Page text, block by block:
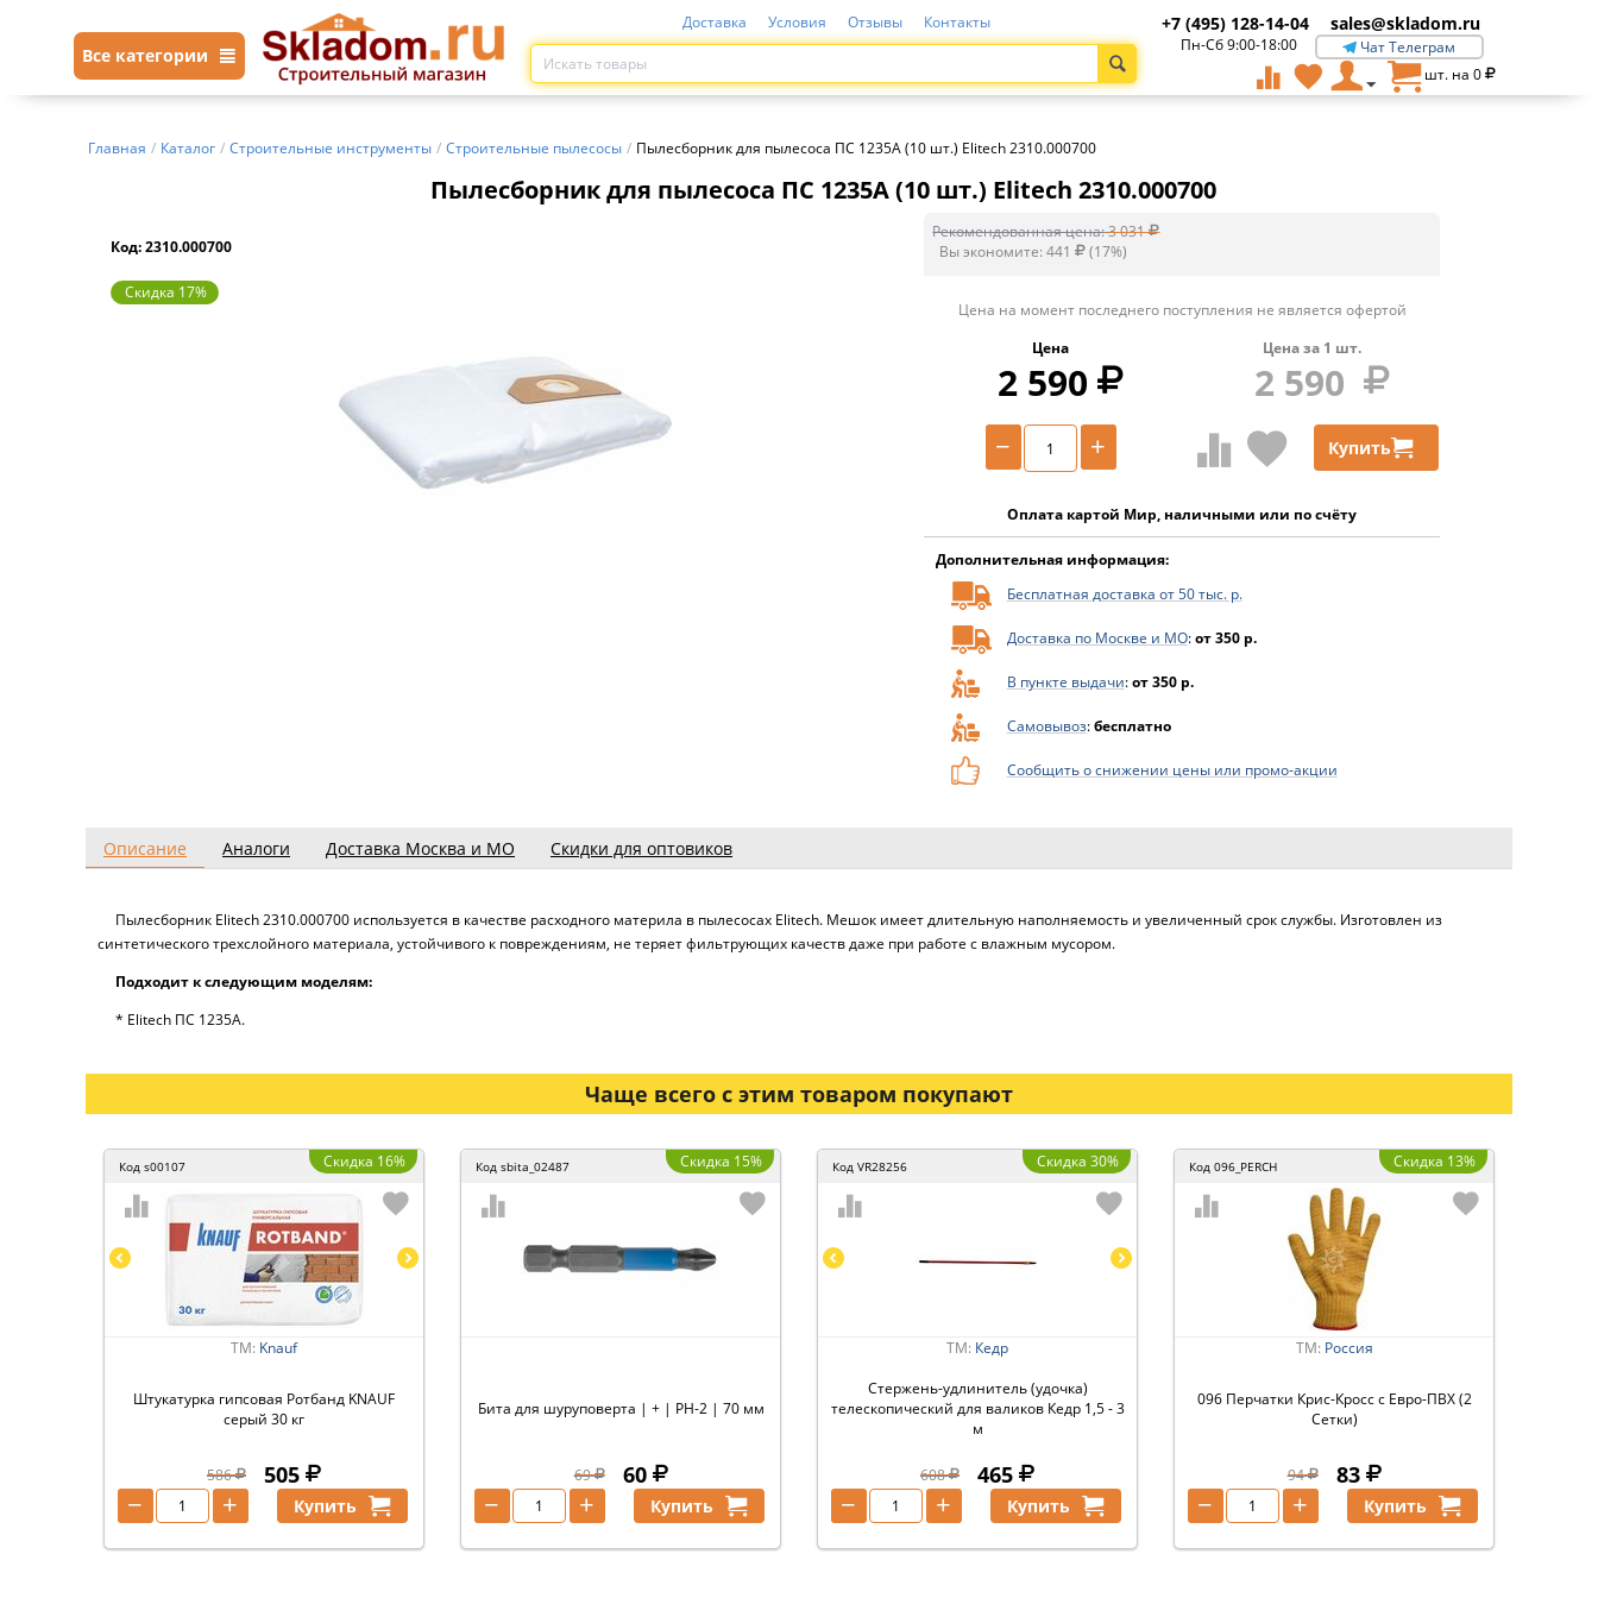
Все категории
Доставка Условия Отзывы Контакты +7 (495) 128-14-04 sales@skladom.ru
Пн-Сб 9:00-18:00
Чат Телеграм
шт. на 0
Главная / Каталог / Строительные инструменты / Строительные пылесосы / Пылесборник для пылесоса ПС 1235А (10 шт.) Elitech 2310.000700
Пылесборник для пылесоса ПС 1235А (10 шт.) Elitech 2310.000700
Код: 2310.000700
Скидка 17%
Рекомендованная цена:3 031
Вы экономите:441 (17%)
Цена на момент последнего поступления не является офертой
Цена
2 590
Цена за 1 шт.
2 590
+
− Купить
Оплата картой Мир, наличными или по счёту
Дополнительная информация:
Бесплатная доставка от 50 тыс. р.
Доставка по Москве и МО:от 350 р.
В пункте выдачи:от 350 р.
Самовывоз:бесплатно
Сообщить о снижении цены или промо-акции
Описание Аналоги Доставка Москва и МО Скидки для оптовиков
Пылесборник Elitech 2310.000700 используется в качестве расходного материла в пылесосах Elitech. Мешок имеет длительную наполняемость и увеличенный срок службы. Изготовлен из
синтетического трехслойного материала, устойчивого к повреждениям, не теряет фильтрующих качеств даже при работе с влажным мусором.
Подходит к следующим моделям:
* Elitech ПС 1235А.
Чаще всего с этим товаром покупают
Код s00107 Скидка 16%
ТМ: Knauf
Штукатурка гипсовая Ротбанд KNAUF
серый 30 кг
586 505
+
− Купить
Код sbita_02487 Скидка 15%
Бита для шуруповерта | + | PH-2 | 70 мм
69 60
+
− Купить
Код VR28256 Скидка 30%
ТМ: Кедр
Стержень-удлинитель (удочка)
телескопический для валиков Кедр 1,5 - 3
м
608 465
+
− Купить
Код 096_PERCH Скидка 13%
ТМ: Россия
096 Перчатки Крис-Кросс с Евро-ПВХ (2
Сетки)
94 83
+
− Купить